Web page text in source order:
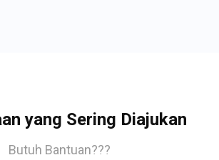
yang Sering Diajukan
Butuh Bantuan???